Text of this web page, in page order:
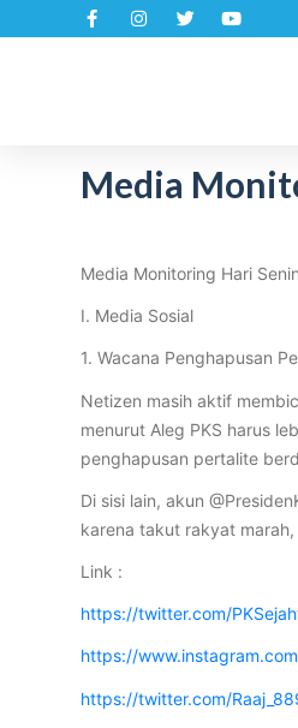
Media
Media Monitoring Hari
I. Media Sosial
1. Wacana Penghapusan
Netizen masih aktif
menurut Aleg PKS harus
penghapusan pertalite
Di sisi lain, akun
karena takut rakyat
Link :
https://twitter.com/
https://
https://twitter.com/